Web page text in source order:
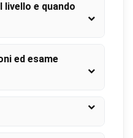
livello e quando
ed esame